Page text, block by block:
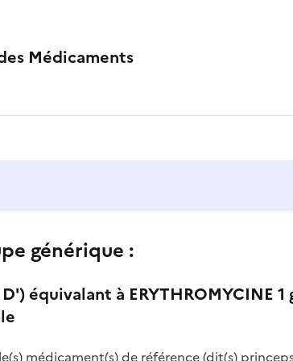
Médicaments
générique :
équivalant à ERYTHROMYCINE 1
médicament(s) de référence (dit(s)